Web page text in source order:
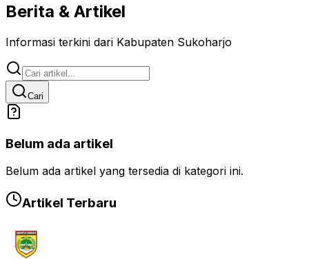
Berita & Artikel
Informasi terkini dari Kabupaten Sukoharjo
Cari
Belum ada artikel
Belum ada artikel yang tersedia di kategori ini.
Artikel Terbaru